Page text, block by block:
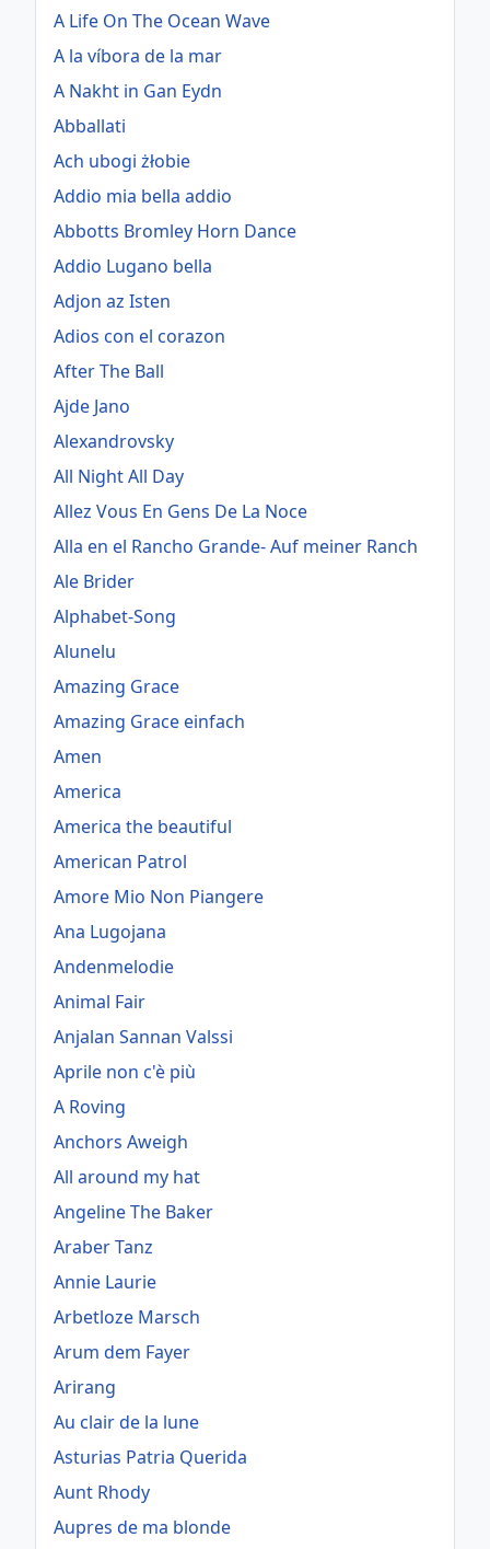
A Life On The Ocean Wave
A la víbora de la mar
A Nakht in Gan Eydn
Abballati
Ach ubogi żłobie
Addio mia bella addio
Abbotts Bromley Horn Dance
Addio Lugano bella
Adjon az Isten
Adios con el corazon
After The Ball
Ajde Jano
Alexandrovsky
All Night All Day
Allez Vous En Gens De La Noce
Alla en el Rancho Grande- Auf meiner Ranch
Ale Brider
Alphabet-Song
Alunelu
Amazing Grace
Amazing Grace einfach
Amen
America
America the beautiful
American Patrol
Amore Mio Non Piangere
Ana Lugojana
Andenmelodie
Animal Fair
Anjalan Sannan Valssi
Aprile non c'è più
A Roving
Anchors Aweigh
All around my hat
Angeline The Baker
Araber Tanz
Annie Laurie
Arbetloze Marsch
Arum dem Fayer
Arirang
Au clair de la lune
Asturias Patria Querida
Aunt Rhody
Aupres de ma blonde